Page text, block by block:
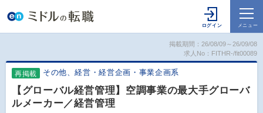
掲載期間：26/08/09～26/09/08
求人No：FITHR-/fit00089
再掲載 その他、経営・経営企画・事業企画系
【グローバル経営管理】空調事業の最大手グローバ
ルメーカー／経営管理